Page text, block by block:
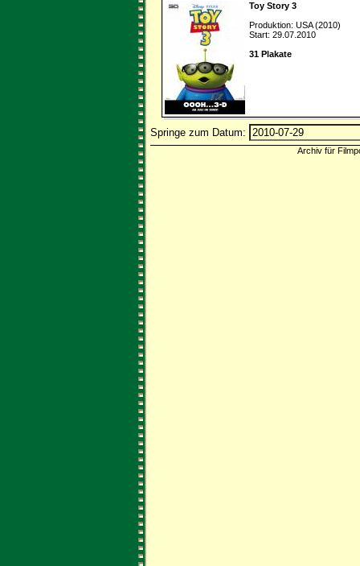
Toy Story 3
Produktion: USA (2010)
Start: 29.07.2010
31 Plakate
Springe zum Datum:
Archiv für